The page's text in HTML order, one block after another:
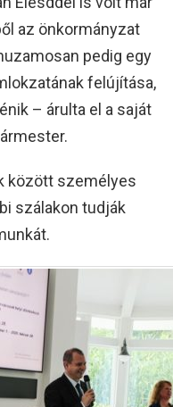
az önkormányzat
pedig egy
felújítása,
– árulta el a saját
között személyes
szálakon tudják